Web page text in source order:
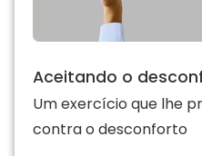
Aceitando o
Um exercício que lhe
contra o desconforto